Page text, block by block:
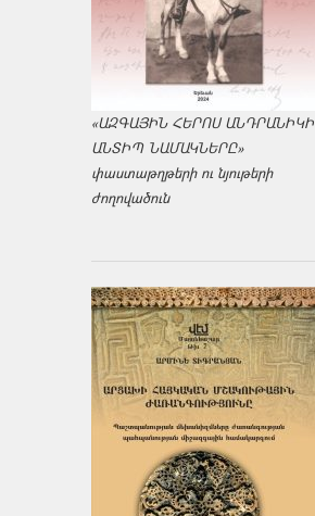
«ԱԶԳԱՅԻՆ ՀԵՐՈՍ ԱՆԴՐԱՆԻԿԻ
ԱՆՏԻՊ ՆԱՄԱԿՆԵՐԸ»
փաստաթղթերի ու նյութերի
ժողովածուն